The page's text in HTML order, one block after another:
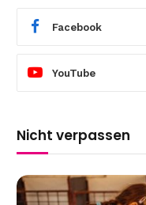
Facebook
YouTube
Nicht verpassen